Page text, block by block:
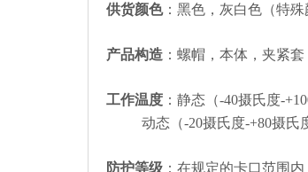
供货颜色：黑色，灰白色（特殊
产品构造 ：螺帽，本体，夹紧
工作温度 ：静态（-40摄氏度-
动态（-20摄氏度-+80摄氏
防护等级 ：在规定的卡口范围内